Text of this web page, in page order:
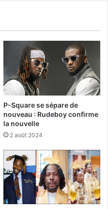
P-Square se sépare de
nouveau : Rudeboy confirme
la nouvelle
2 août 2024